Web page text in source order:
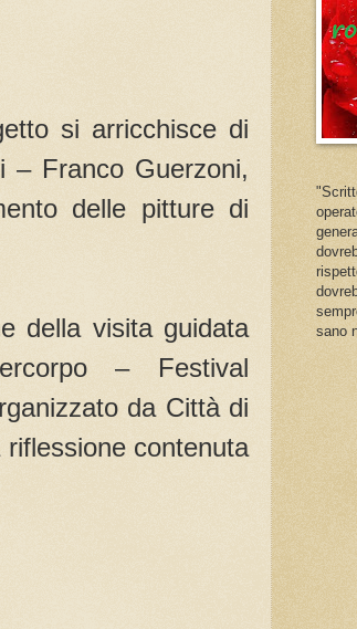
si arricchisce di
– Franco Guerzoni,
delle pitture di
della visita guidata
– Festival
da Città di
riflessione contenuta
sano